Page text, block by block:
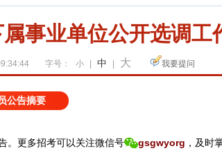
事业单位公开选调工
字号： 小 中 大 我要提问
公告摘要
。 更多招考可以关注微信号 gsgwyorg ， 及时